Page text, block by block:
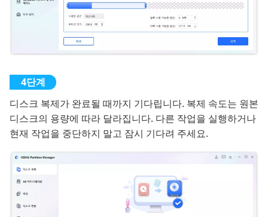
디스크 복제가 완료될 때까지 기다립니다. 복제 속도는 원본
디스크의 용량에 따라 달라집니다. 다른 작업을 실행하거나
현재 작업을 중단하지 말고 잠시 기다려 주세요.